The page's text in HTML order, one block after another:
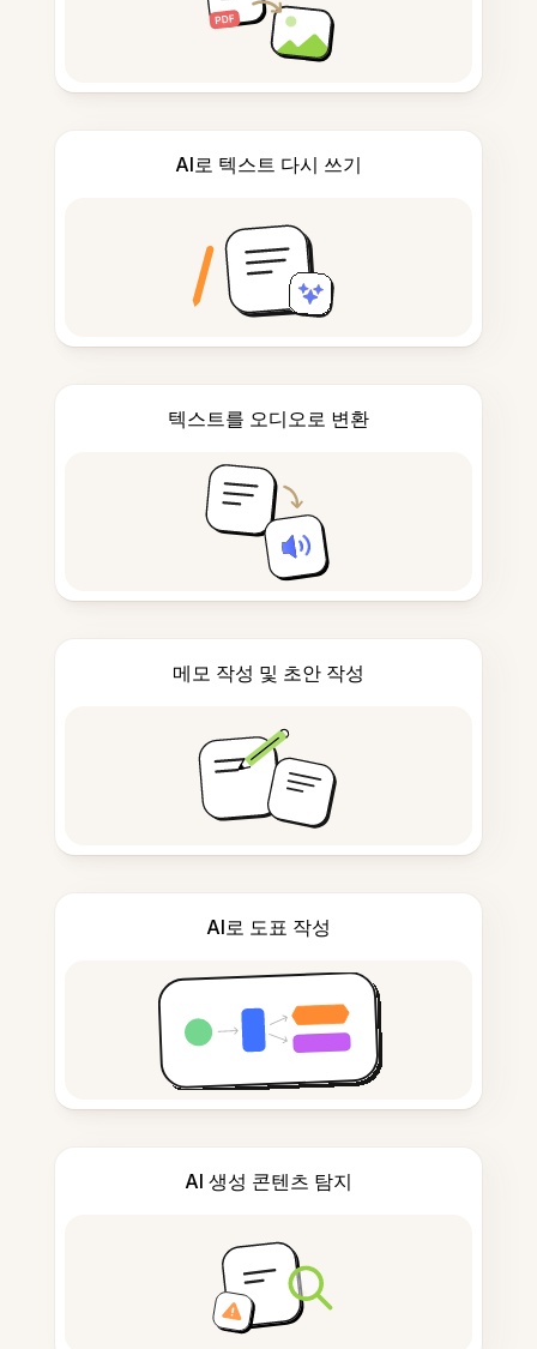
AI로 텍스트 다시 쓰기
텍스트를 오디오로 변환
메모 작성 및 초안 작성
AI로 도표 작성
AI 생성 콘텐츠 탐지